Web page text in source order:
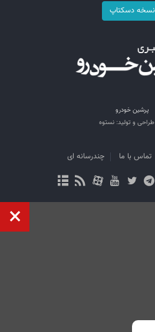
نسخه دسکتاپ
پرشین خودرو
طراحی و تولید: نستوه
تماس با ما چندرسانه ای